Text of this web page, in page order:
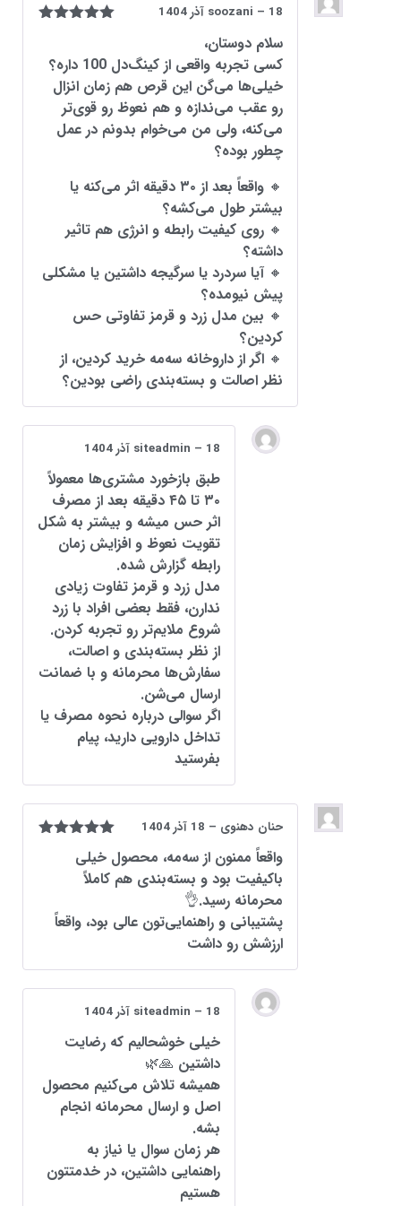
soozani – 18 آذر 1404
سلام دوستان،
کسی تجربه واقعی از کینگ‌دل 100 داره؟
خیلی‌ها می‌گن این قرص هم زمان انزال
رو عقب می‌ندازه و هم نعوظ رو قوی‌تر
می‌کنه، ولی من می‌خوام بدونم در عمل
چطور بوده؟
🔸 واقعاً بعد از ۳۰ دقیقه اثر می‌کنه یا
بیشتر طول می‌کشه؟
🔸 روی کیفیت رابطه و انرژی هم تاثیر
داشته؟
🔸 آیا سردرد یا سرگیجه داشتین یا مشکلی
پیش نیومده؟
🔸 بین مدل زرد و قرمز تفاوتی حس
کردین؟
🔸 اگر از داروخانه سه‌مه خرید کردین، از
نظر اصالت و بسته‌بندی راضی بودین؟
siteadmin – 18 آذر 1404
طبق بازخورد مشتری‌ها معمولاً
۳۰ تا ۴۵ دقیقه بعد از مصرف
اثر حس میشه و بیشتر به شکل
تقویت نعوظ و افزایش زمان
رابطه گزارش شده.
مدل زرد و قرمز تفاوت زیادی
ندارن، فقط بعضی افراد با زرد
شروع ملایم‌تر رو تجربه کردن.
از نظر بسته‌بندی و اصالت،
سفارش‌ها محرمانه و با ضمانت
ارسال می‌شن.
اگر سوالی درباره نحوه مصرف یا
تداخل دارویی دارید، پیام
بفرستید
حنان دهنوی – 18 آذر 1404
واقعاً ممنون از سه‌مه، محصول خیلی
باکیفیت بود و بسته‌بندی هم کاملاً
محرمانه رسید.👌
پشتیبانی و راهنمایی‌تون عالی بود، واقعاً
ارزشش رو داشت
siteadmin – 18 آذر 1404
خیلی خوشحالیم که رضایت
داشتین 🙏🌿
همیشه تلاش می‌کنیم محصول
اصل و ارسال محرمانه انجام
بشه.
هر زمان سوال یا نیاز به
راهنمایی داشتین، در خدمتتون
هستیم